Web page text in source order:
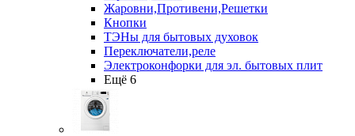
Жаровни,Противени,Решетки
Кнопки
ТЭНы для бытовых духовок
Переключатели,реле
Электроконфорки для эл. бытовых плит
Ещё 6